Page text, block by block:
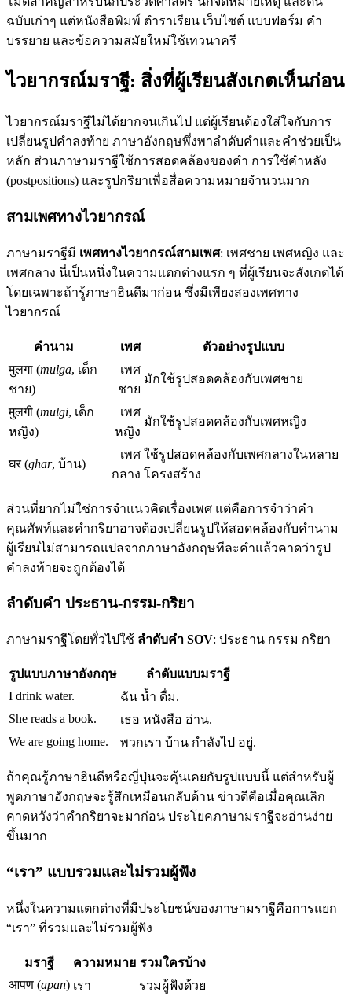
ฉบับเก่าๆ แต่หนังสือพิมพ์ ตำราเรียน เว็บไซต์ แบบฟอร์ม คำ
บรรยาย และข้อความสมัยใหม่ใช้เทวนาครี
ไวยากรณ์มราฐี: สิ่งที่ผู้เรียนสังเกตเห็นก่อน
ไวยากรณ์มราฐีไม่ได้ยากจนเกินไป แต่ผู้เรียนต้องใส่ใจกับการ
เปลี่ยนรูปคำลงท้าย ภาษาอังกฤษพึ่งพาลำดับคำและคำช่วยเป็น
หลัก ส่วนภาษามราฐีใช้การสอดคล้องของคำ การใช้คำหลัง
(postpositions) และรูปกริยาเพื่อสื่อความหมายจำนวนมาก
สามเพศทางไวยากรณ์
ภาษามราฐีมี เพศทางไวยากรณ์สามเพศ: เพศชาย เพศหญิง และ
เพศกลาง นี่เป็นหนึ่งในความแตกต่างแรก ๆ ที่ผู้เรียนจะสังเกตได้
โดยเฉพาะถ้ารู้ภาษาฮินดีมาก่อน ซึ่งมีเพียงสองเพศทาง
ไวยากรณ์
คำนาม เพศ
ตัวอย่างรูปแบบ
मुलगा (mulga, เด็ก
ชาย)
เพศ
ชาย
มักใช้รูปสอดคล้องกับเพศชาย
मुलगी (mulgi, เด็ก
หญิง)
เพศ
หญิง
มักใช้รูปสอดคล้องกับเพศหญิง
घर (ghar, บ้าน)
เพศ
กลาง
ใช้รูปสอดคล้องกับเพศกลางในหลาย
โครงสร้าง
ส่วนที่ยากไม่ใช่การจำแนวคิดเรื่องเพศ แต่คือการจำว่าคำ
คุณศัพท์และคำกริยาอาจต้องเปลี่ยนรูปให้สอดคล้องกับคำนาม
ผู้เรียนไม่สามารถแปลจากภาษาอังกฤษทีละคำแล้วคาดว่ารูป
คำลงท้ายจะถูกต้องได้
ลำดับคำ ประธาน-กรรม-กริยา
ภาษามราฐีโดยทั่วไปใช้ ลำดับคำ SOV: ประธาน กรรม กริยา
รูปแบบภาษาอังกฤษ
ลำดับแบบมราฐี
I drink water.
ฉัน น้ำ ดื่ม.
She reads a book.
เธอ หนังสือ อ่าน.
We are going home.
พวกเรา บ้าน กำลังไป อยู่.
ถ้าคุณรู้ภาษาฮินดีหรือญี่ปุ่นจะคุ้นเคยกับรูปแบบนี้ แต่สำหรับผู้
พูดภาษาอังกฤษจะรู้สึกเหมือนกลับด้าน ข่าวดีคือเมื่อคุณเลิก
คาดหวังว่าคำกริยาจะมาก่อน ประโยคภาษามราฐีจะอ่านง่าย
ขึ้นมาก
“เรา” แบบรวมและไม่รวมผู้ฟัง
หนึ่งในความแตกต่างที่มีประโยชน์ของภาษามราฐีคือการแยก
“เรา” ที่รวมและไม่รวมผู้ฟัง
มราฐี ความหมาย รวมใครบ้าง
आपण (apan) เรา รวมผู้ฟังด้วย